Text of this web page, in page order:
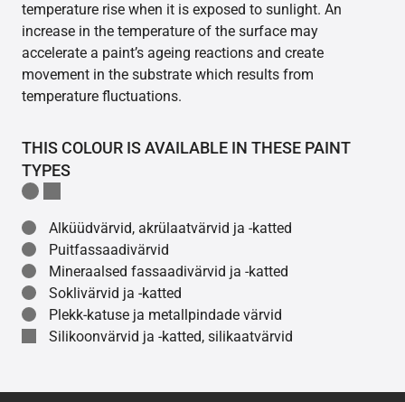
temperature rise when it is exposed to sunlight. An
increase in the temperature of the surface may
accelerate a paint’s ageing reactions and create
movement in the substrate which results from
temperature fluctuations.
THIS COLOUR IS AVAILABLE IN THESE PAINT
TYPES
Alküüdvärvid, akrülaatvärvid ja -katted
Puitfassaadivärvid
Mineraalsed fassaadivärvid ja -katted
Soklivärvid ja -katted
Plekk-katuse ja metallpindade värvid
Silikoonvärvid ja -katted, silikaatvärvid